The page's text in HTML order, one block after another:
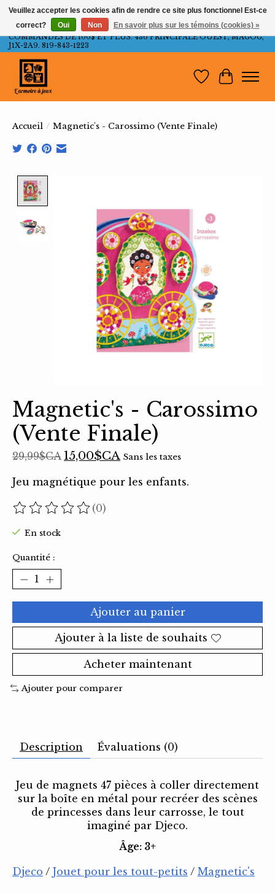
LIVRAISON GRATUITE AU QUÉBEC ET ONTARIO POUR LES
COMMANDES DE 100$ ET PLUS. 436 PRINCIPALE OUEST, MAGOG,
J1X-2A9. 819-843-1223
Liste dePanier
Accueil / Magnetic's - Carossimo (Vente Finale)
Magnetic's - Carossimo
(Vente Finale)
29,99$CA 15,00$CA Sans les taxes
Jeu magnétique pour les enfants.
Ce produit est évalué à
(0)
En stock
Quantité :
Ajouter au panier
Ajouter à la liste de souhaits
Acheter maintenant
Ajouter pour comparer
Description Évaluations (0)
Jeu de magnets 47 pièces à coller directement
sur la boîte en métal pour recréer des scènes
de princesses dans leur carrosse, le tout
imaginé par Djeco.
Âge: 3+
Djeco / Jouet pour les tout-petits / Magnetic's
Veuillez accepter les cookies afin de rendre ce site plus fonctionnel Est-ce
correct?
Oui Non En savoir plus sur les témoins (cookies) »